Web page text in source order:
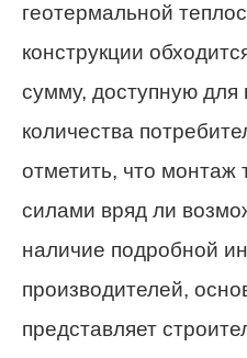
геотермальной
конструкции
сумму, доступную для
количества
отметить, что монтаж
силами вряд ли
наличие подробной
производителей,
представляет